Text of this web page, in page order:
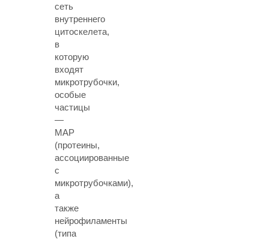
сеть
внутреннего
цитоскелета,
в
которую
входят
микротрубочки,
особые
частицы
—
MAP
(протеины,
ассоциированные
с
микротрубочками),
а
также
нейрофиламенты
(типа